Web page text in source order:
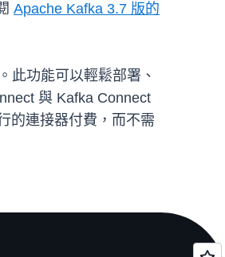
Apache Kafka 3.7 版的
此功能可以輕鬆部署、
與 Kafka Connect
的連接器付費，而不需